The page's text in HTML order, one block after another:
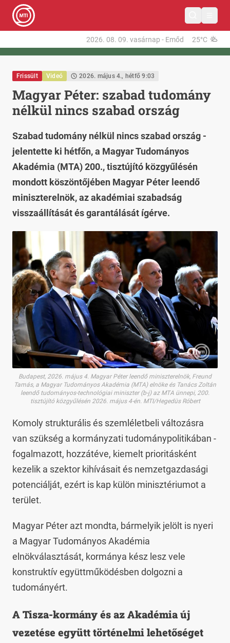
2026. 08. 09. vasárnap - Emőd 25°C
Frissült Videó 2026. május 4., hétfő 9:03
Magyar Péter: szabad tudomány
nélkül nincs szabad ország
Szabad tudomány nélkül nincs szabad ország -
jelentette ki hétfőn, a Magyar Tudományos
Akadémia (MTA) 200., tisztújító közgyűlésén
mondott köszöntőjében Magyar Péter leendő
miniszterelnök, az akadémiai szabadság
visszaállítását és garantálását ígérve.
Budapest, 2026. május 4. Magyar Péter leendő miniszterelnök, Freund
Tamás, a Magyar Tudományos Akadémia (MTA) elnöke és Tanács Zoltán
leendő tudományos-technológiai miniszter (b-j) az MTA ünnepi, 200.
tisztújító közgyűlésén 2026. május 4-én. MTI/Hegedüs Róbert
Komoly strukturális és szemléletbeli változásra
van szükség a kormányzati tudománypolitikában -
fogalmazott, hozzátéve, kiemelt prioritásként
kezelik a szektor kihívásait és nemzetgazdasági
potenciálját, ezért is kap külön minisztériumot a
terület.
Magyar Péter azt mondta, bármelyik jelölt is nyeri
a Magyar Tudományos Akadémia
elnökválasztását, kormánya kész lesz vele
konstruktív együttműködésben dolgozni a
tudományért.
A Tisza-kormány és az Akadémia új
vezetése együtt történelmi lehetőséget